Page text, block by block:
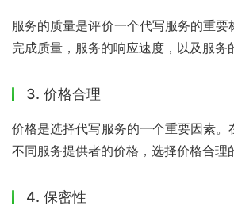
服务的质量是评价一个代写服务的重要
完成质量，服务的响应速度，以及服务
3. 价格合理
价格是选择代写服务的一个重要因素。
不同服务提供者的价格，选择价格合理
4. 保密性